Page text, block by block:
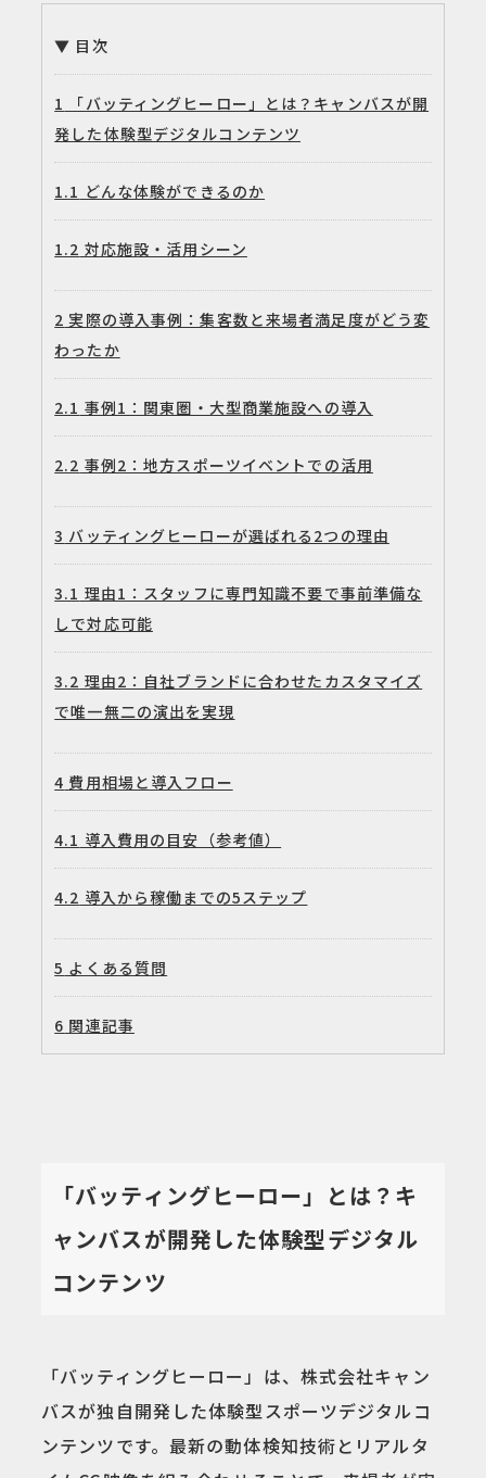
目次
1
「バッティングヒーロー」とは？キャンバスが開
発した体験型デジタルコンテンツ
1.1 どんな体験ができるのか
1.2 対応施設・活用シーン
2 実際の導入事例：集客数と来場者満足度がどう変
わったか
2.1 事例1：関東圏・大型商業施設への導入
2.2 事例2：地方スポーツイベントでの活用
3 バッティングヒーローが選ばれる2つの理由
3.1 理由1：スタッフに専門知識不要で事前準備な
しで対応可能
3.2 理由2：自社ブランドに合わせたカスタマイズ
で唯一無二の演出を実現
4 費用相場と導入フロー
4.1 導入費用の目安（参考値）
4.2 導入から稼働までの5ステップ
5 よくある質問
6 関連記事
「バッティングヒーロー」とは？キ
ャンバスが開発した体験型デジタル
コンテンツ
「バッティングヒーロー」は、株式会社キャン
バスが独自開発した体験型スポーツデジタルコ
ンテンツです。最新の動体検知技術とリアルタ